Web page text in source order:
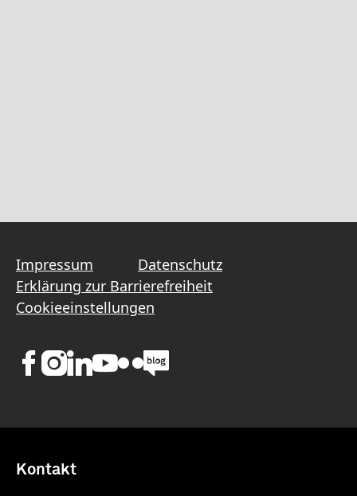
Impressum
Datenschutz
Erklärung zur Barrierefreiheit
Cookieeinstellungen
Kontakt